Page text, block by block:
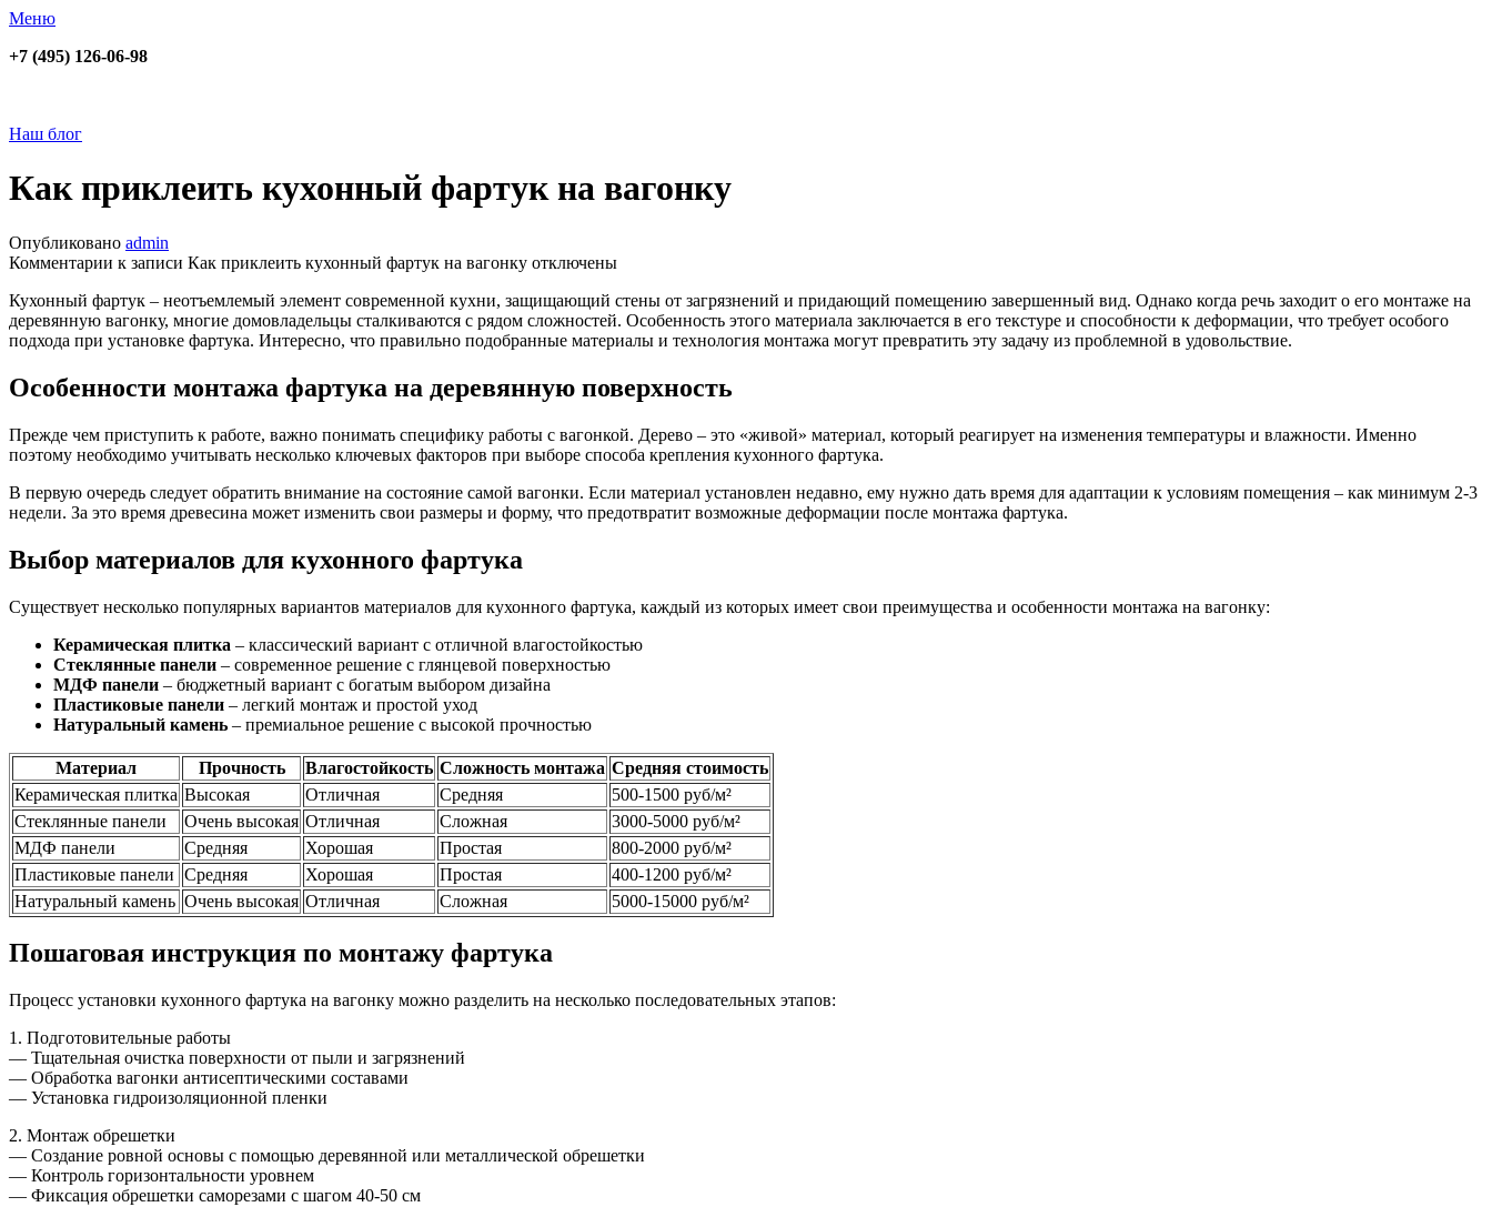
Меню
+7 (495) 126-06-98
Наш блог
Как приклеить кухонный фартук на вагонку
Опубликовано admin
Комментарии к записи Как приклеить кухонный фартук на вагонку отключены
Кухонный фартук – неотъемлемый элемент современной кухни, защищающий стены от загрязнений и придающий помещению завершенный вид. Однако когда речь заходит о его монтаже на
деревянную вагонку, многие домовладельцы сталкиваются с рядом сложностей. Особенность этого материала заключается в его текстуре и способности к деформации, что требует особого
подхода при установке фартука. Интересно, что правильно подобранные материалы и технология монтажа могут превратить эту задачу из проблемной в удовольствие.
Особенности монтажа фартука на деревянную поверхность
Прежде чем приступить к работе, важно понимать специфику работы с вагонкой. Дерево – это «живой» материал, который реагирует на изменения температуры и влажности. Именно
поэтому необходимо учитывать несколько ключевых факторов при выборе способа крепления кухонного фартука.
В первую очередь следует обратить внимание на состояние самой вагонки. Если материал установлен недавно, ему нужно дать время для адаптации к условиям помещения – как минимум 2-3
недели. За это время древесина может изменить свои размеры и форму, что предотвратит возможные деформации после монтажа фартука.
Выбор материалов для кухонного фартука
Существует несколько популярных вариантов материалов для кухонного фартука, каждый из которых имеет свои преимущества и особенности монтажа на вагонку:
Керамическая плитка – классический вариант с отличной влагостойкостью
Стеклянные панели – современное решение с глянцевой поверхностью
МДФ панели – бюджетный вариант с богатым выбором дизайна
Пластиковые панели – легкий монтаж и простой уход
Натуральный камень – премиальное решение с высокой прочностью
Материал Прочность Влагостойкость Сложность монтажа Средняя стоимость
Керамическая плитка Высокая Отличная Средняя
500-1500 руб/м²
Стеклянные панели
Очень высокая Отличная Сложная
3000-5000 руб/м²
МДФ панели
Средняя Хорошая Простая
800-2000 руб/м²
Пластиковые панели Средняя Хорошая Простая
400-1200 руб/м²
Натуральный камень Очень высокая Отличная Сложная 5000-15000 руб/м²
Пошаговая инструкция по монтажу фартука
Процесс установки кухонного фартука на вагонку можно разделить на несколько последовательных этапов:
1. Подготовительные работы
— Тщательная очистка поверхности от пыли и загрязнений
— Обработка вагонки антисептическими составами
— Установка гидроизоляционной пленки
2. Монтаж обрешетки
— Создание ровной основы с помощью деревянной или металлической обрешетки
— Контроль горизонтальности уровнем
— Фиксация обрешетки саморезами с шагом 40-50 см